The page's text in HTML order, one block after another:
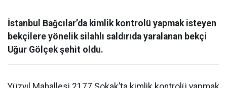
İstanbul Bağcılar’da kimlik kontrolü yapmak isteyen
bekçilere yönelik silahlı saldırıda yaralanan bekçi
Uğur Gölçek şehit oldu.